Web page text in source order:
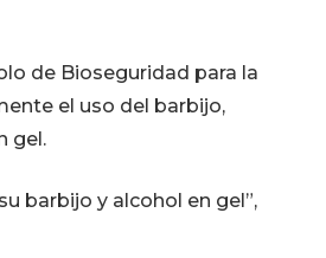
de Bioseguridad para la
el uso del barbijo,
gel.
barbijo y alcohol en gel”,